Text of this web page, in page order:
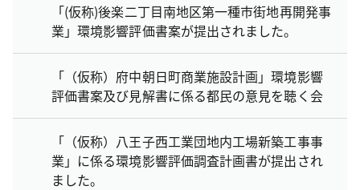
「(仮称)後楽二丁目南地区第一種市街地再開発事
業」環境影響評価書案が提出されました。
「（仮称）府中朝日町商業施設計画」環境影響
評価書案及び見解書に係る都民の意見を聴く会
「（仮称）八王子西工業団地内工場新築工事事
業」に係る環境影響評価調査計画書が提出され
ました。